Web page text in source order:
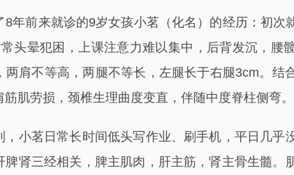
前来就诊的9岁女孩小茗（化名）的经历：初次
头晕犯困，上课注意力难以集中，后背发沉，腰
两肩不等高，两腿不等长，左腿长于右腿3cm。结
肌劳损，颈椎生理曲度变直，伴随中度脊柱侧弯。
茗日常长时间低头写作业、刷手机，平日几乎
脾肾三经相关，脾主肌肉，肝主筋，肾主骨生髓。